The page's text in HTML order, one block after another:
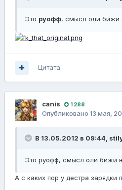
Это руофф, смысл оли бижи
Цитата
canis 1 288
Опубликовано 13 мая,
В 13.05.2012 в 09:44,
Это руофф, смысл оли бижи
А с каких пор у дестра зарядки